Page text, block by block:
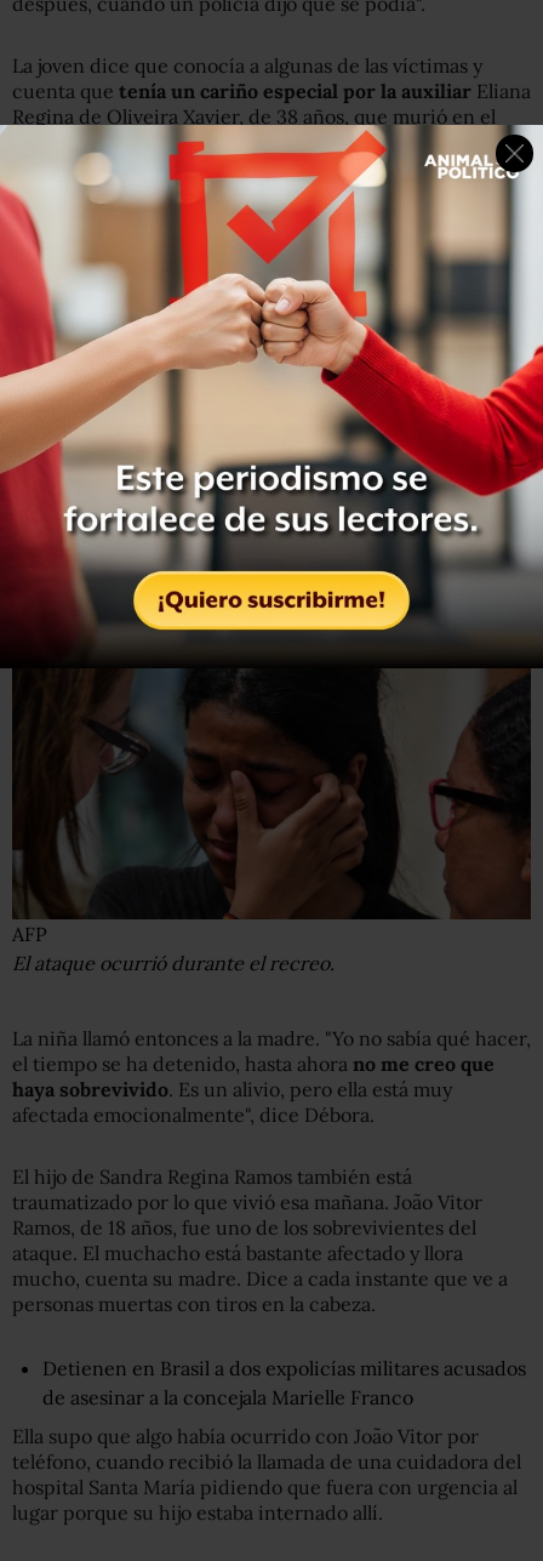
La joven dice que conocía a algunas de las víctimas y
cuenta que tenía un cariño especial por la auxiliar Eliana
Regina de Oliveira Xavier, de 38 años, que murió en el
Muestra una foto que se sacó con la trabajadora unos 20
minutos antes del ataque: "Ella era muy amiga de todos
los alumnos, es muy triste todo esto".
"¡Vamos a morir, vamos a morir!"
La estudiante de enfermería Débora Rodrigues, de 35
años,descubrió por un grupo de WhatsApp que la
escuela donde su hija de 17 años estudia estaba bajo
ataque.
La adolescente estaba en el baño cuando todo sucedió.
"Escuchó el ruido y creyó que eran petardos, pero los
amigos empezaron a gritar: ‘¡Vamos a morir, vamos a
morir!’ Ella salió del baño y lo vio todo", cuenta Débora.
AFP
El ataque ocurrió durante el recreo.
La niña llamó entonces a la madre. "Yo no sabía qué hacer,
el tiempo se ha detenido, hasta ahora no me creo que
haya sobrevivido. Es un alivio, pero ella está muy
afectada emocionalmente", dice Débora.
El hijo de Sandra Regina Ramos también está
traumatizado por lo que vivió esa mañana. João Vitor
Ramos, de 18 años, fue uno de los sobrevivientes del
ataque. El muchacho está bastante afectado y llora
mucho, cuenta su madre. Dice a cada instante que ve a
personas muertas con tiros en la cabeza.
Detienen en Brasil a dos expolicías militares acusados
de asesinar a la concejala Marielle Franco
Ella supo que algo había ocurrido con João Vitor por
teléfono, cuando recibió la llamada de una cuidadora del
hospital Santa María pidiendo que fuera con urgencia al
lugar porque su hijo estaba internado allí.